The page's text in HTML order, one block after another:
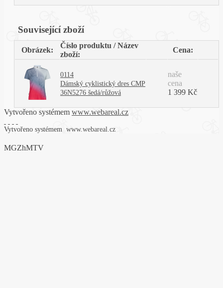
Související zboží
Obrázek:
Číslo produktu / Název
zboží:
Cena:
0114
Dámský cyklistický dres CMP
36N5276 šedá/růžová
naše
cena
1 399 Kč
Vytvořeno systémem www.webareal.cz
Vytvořeno systémem www.webareal.cz
MGZhMTV